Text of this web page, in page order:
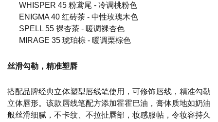
WHISPER 45 粉鸢尾 - 冷调桃粉色
ENIGMA 40 红砖茶 - 中性玫瑰木色
SPELL 55 裸杏茶 - 暖调裸杏色
MIRAGE 35 琥珀棕 - 暖调栗棕色
丝滑勾勒，精准塑唇
搭配品牌经典立体塑型唇线笔使用，可修饰唇线，精准勾勒
立体唇形。该款唇线笔配方添加霍霍巴油，膏体质地如奶油
般丝滑细腻，不卡纹、不拉扯唇部，妆感服帖，令妆容持久